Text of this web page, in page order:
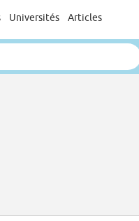
Universités Articles